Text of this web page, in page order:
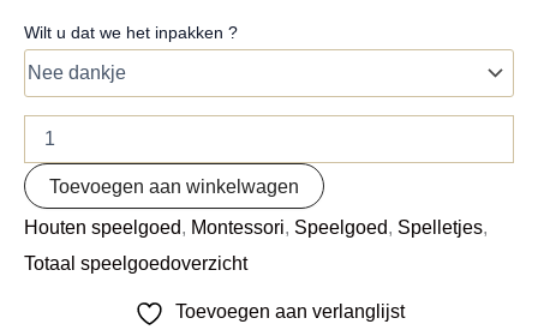
Wilt u dat we het inpakken ?
Toevoegen aan winkelwagen
Houten speelgoed Montessori Speelgoed Spelletjes
Totaal speelgoedoverzicht
Toevoegen aan verlanglijst